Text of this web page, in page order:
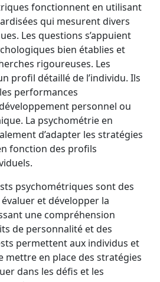
fonctionnent en utilisant
qui mesurent divers
Les questions s’appuient
bien établies et
rigoureuses. Les
profil détaillé de l’individu. Ils
performances
personnel ou
La psychométrie en
d’adapter les stratégies
fonction des profils
psychométriques sont des
et développer la
une compréhension
de personnalité et des
permettent aux individus et
mettre en place des stratégies
dans les défis et les